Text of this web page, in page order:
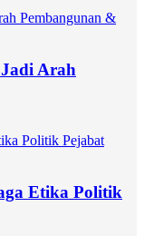
Arah
Etika Politik